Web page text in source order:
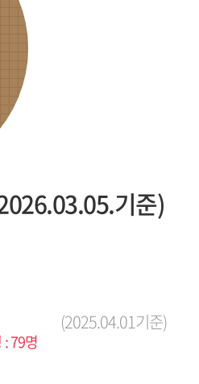
기준)
(2025.04.01기준)
79명